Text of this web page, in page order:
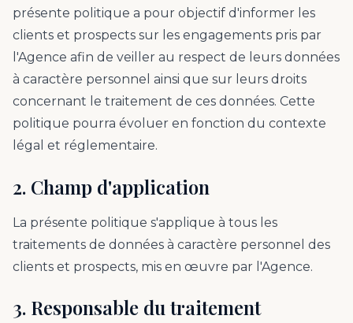
présente politique a pour objectif d'informer les
clients et prospects sur les engagements pris par
l'Agence afin de veiller au respect de leurs données
à caractère personnel ainsi que sur leurs droits
concernant le traitement de ces données. Cette
politique pourra évoluer en fonction du contexte
légal et réglementaire.
2. Champ d'application
La présente politique s'applique à tous les
traitements de données à caractère personnel des
clients et prospects, mis en œuvre par l'Agence.
3. Responsable du traitement